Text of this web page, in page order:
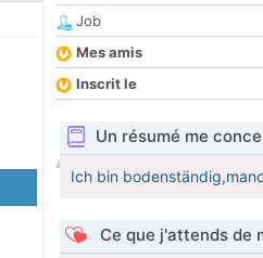
Job
Mes amis
Inscrit le
Un résumé me
Ich bin
Ce que j'attends de